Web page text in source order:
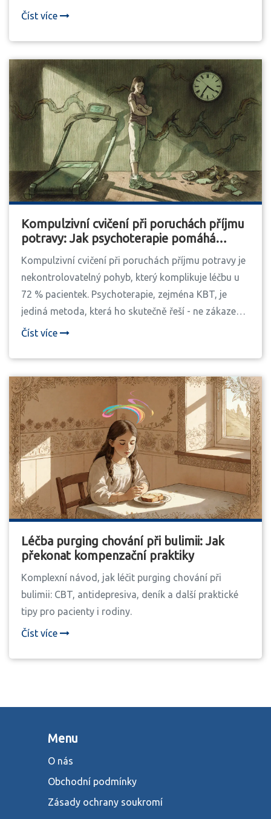
trvalému uzdravení.
Číst více
Kompulzivní cvičení při poruchách příjmu
potravy: Jak psychoterapie pomáhá
překonat nekontrolovatelný pohyb
Kompulzivní cvičení při poruchách příjmu potravy je
nekontrolovatelný pohyb, který komplikuje léčbu u
72 % pacientek. Psychoterapie, zejména KBT, je
jediná metoda, která ho skutečně řeší - ne zákazem,
ale pochopením.
Číst více
Léčba purging chování při bulimii: Jak
překonat kompenzační praktiky
Komplexní návod, jak léčit purging chování při
bulimii: CBT, antidepresiva, deník a další praktické
tipy pro pacienty i rodiny.
Číst více
Menu
O nás
Obchodní podmínky
Zásady ochrany soukromí